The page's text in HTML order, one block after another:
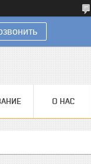
О НАС